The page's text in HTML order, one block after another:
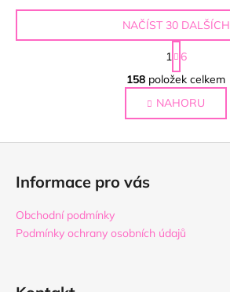
O
v
l
á
d
r
v
NAČÍST 30 DALŠÍCH
S
t
r
á
n
k
1
6
158 položek celkem
NAHORU
Informace pro vás
Obchodní podmínky
Podmínky ochrany osobních údajů